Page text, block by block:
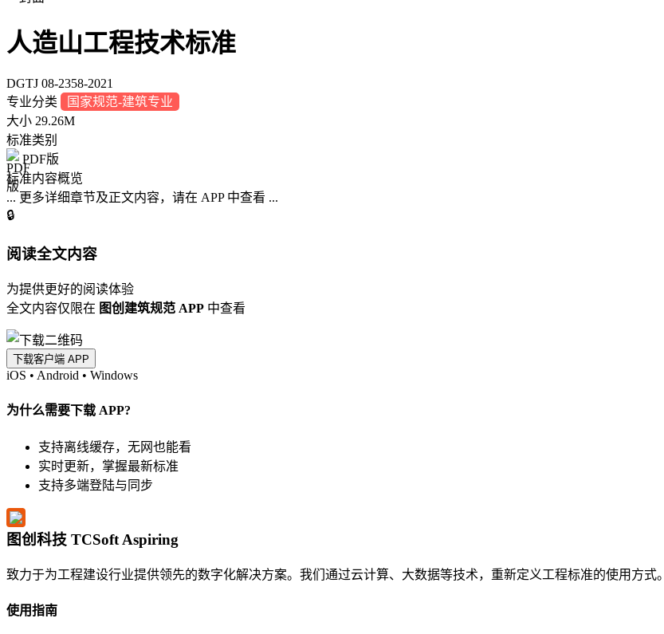
人造山工程技术标准
DGTJ 08-2358-2021
专业分类
国家规范-建筑专业
大小 29.26M
标准类别
PDF版
标准内容概览
... 更多详细章节及正文内容，请在 APP 中查看 ...
🔒
阅读全文内容
为提供更好的阅读体验
全文内容仅限在 图创建筑规范 APP 中查看
下载客户端 APP
iOS • Android • Windows
为什么需要下载 APP?
支持离线缓存，无网也能看
实时更新，掌握最新标准
支持多端登陆与同步
图创科技 TCSoft Aspiring
致力于为工程建设行业提供领先的数字化解决方案。我们通过云计算、大数据等技术，重新定义工程标准的使用方式。
使用指南